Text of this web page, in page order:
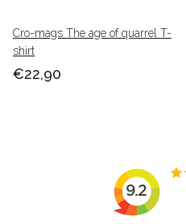
Cro-mags The age of quarrel T-
shirt
€22,90